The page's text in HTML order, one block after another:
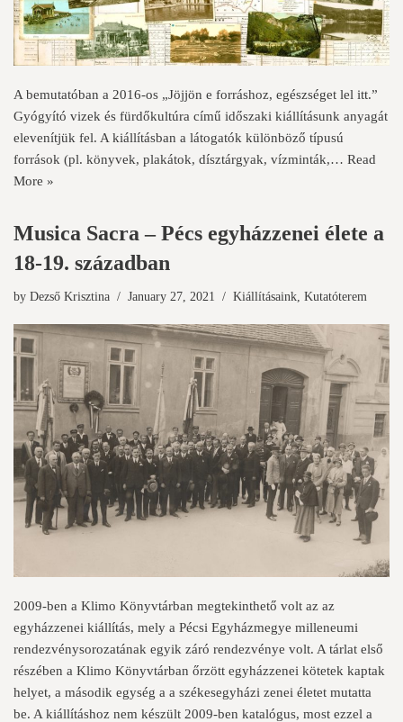
A bemutatóban a 2016-os „Jöjjön e forráshoz, egészséget lel itt.”
Gyógyító vizek és fürdőkultúra című időszaki kiállításunk anyagát
elevenítjük fel. A kiállításban a látogatók különböző típusú
források (pl. könyvek, plakátok, dísztárgyak, vízminták,… Read
More »
Musica Sacra – Pécs egyházzenei élete a
18-19. században
by Dezső Krisztina January 27, 2021 Kiállításaink, Kutatóterem
2009-ben a Klimo Könyvtárban megtekinthető volt az az
egyházzenei kiállítás, mely a Pécsi Egyházmegye milleneumi
rendezvénysorozatának egyik záró rendezvénye volt. A tárlat első
részében a Klimo Könyvtárban őrzött egyházzenei kötetek kaptak
helyet, a második egység a a székesegyházi zenei életet mutatta
be. A kiállításhoz nem készült 2009-ben katalógus, most ezzel a